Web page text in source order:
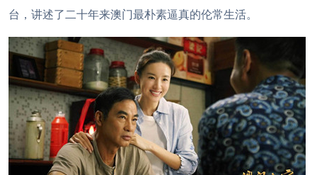
台，讲述了二十年来澳门最朴素逼真的伦常生活。